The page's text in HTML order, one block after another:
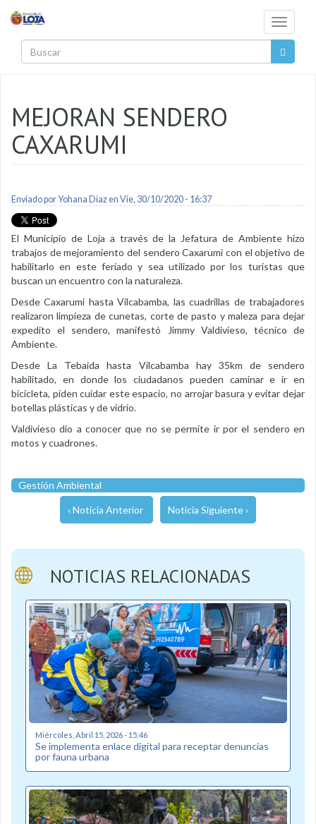
Toggle
MEJORAN SENDERO
CAXARUMI
Enviado porYohana Diazen Vie, 30/10/2020 - 16:37
El Municipio de Loja a través de la Jefatura de Ambiente hizo
trabajos de mejoramiento del sendero Caxarumi con el objetivo de
habilitarlo en este feriado y sea utilizado por los turistas que
buscan un encuentro con la naturaleza.
Desde Caxarumi hasta Vilcabamba, las cuadrillas de trabajadores
realizaron limpieza de cunetas, corte de pasto y maleza para dejar
expedito el sendero, manifestó Jimmy Valdivieso, técnico de
Ambiente.
Desde La Tebaida hasta Vilcabamba hay 35km de sendero
habilitado, en donde los ciudadanos pueden caminar e ir en
bicicleta, piden cuidar este espacio, no arrojar basura y evitar dejar
botellas plásticas y de vidrio.
Valdivieso dio a conocer que no se permite ir por el sendero en
motos y cuadrones.
Gestión Ambiental
‹ Noticia Anterior Noticia Siguiente ›
NOTICIAS RELACIONADAS
Miércoles, Abril 15, 2026 - 15:46
Se implementa enlace digital para receptar denuncias
por fauna urbana